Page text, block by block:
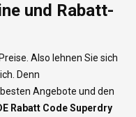
und Rabatt-
Also lehnen Sie sich
Denn
Angebote und den
Rabatt Code Superdry